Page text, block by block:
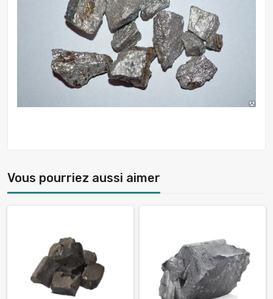
Vous pourriez aussi aimer